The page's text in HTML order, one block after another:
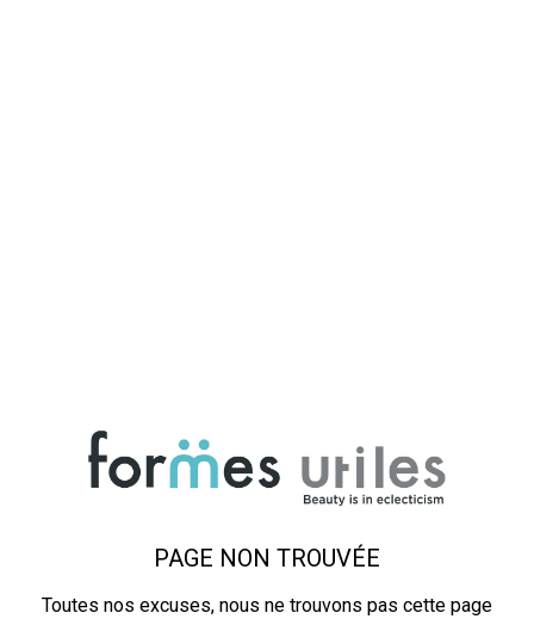
PAGE NON TROUVÉE
Toutes nos excuses, nous ne trouvons pas cette page